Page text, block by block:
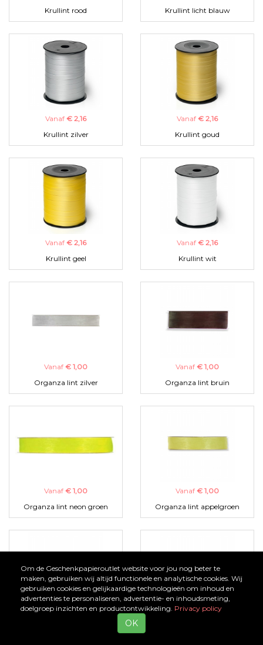
Krullint rood
Krullint licht blauw
Vanaf € 2,16
Krullint zilver
Vanaf € 2,16
Krullint goud
Vanaf € 2,16
Krullint geel
Vanaf € 2,16
Krullint wit
Vanaf € 1,00
Organza lint zilver
Vanaf € 1,00
Organza lint bruin
Vanaf € 1,00
Organza lint neon groen
Vanaf € 1,00
Organza lint appelgroen
Vanaf Vanaf€ 1,00
Om de Geschenkpapieroutlet website voor jou nog beter te
maken, gebruiken wij altijd functionele en analytische cookies. Wij
gebruiken cookies en gelijkaardige technologieën om inhoud en
advertenties te personaliseren, advertentie- en inhoudsmeting,
doelgroep inzichten en productontwikkeling. Privacy policy
OK